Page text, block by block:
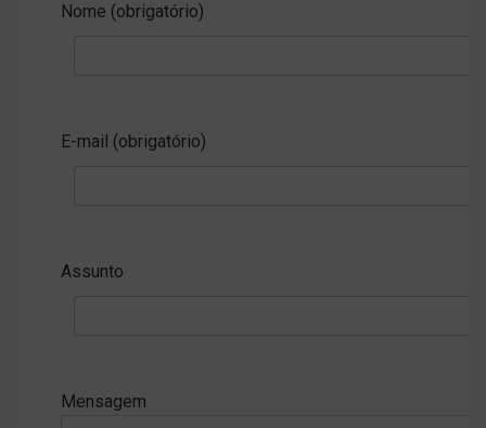
Nome (obrigatório)
E-mail (obrigatório)
Assunto
Mensagem